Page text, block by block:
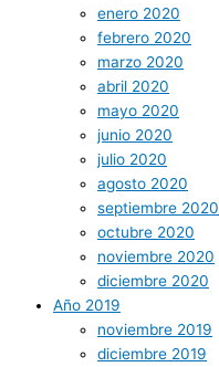
enero 2020
febrero 2020
marzo 2020
abril 2020
mayo 2020
junio 2020
julio 2020
agosto 2020
septiembre 2020
octubre 2020
noviembre 2020
diciembre 2020
Año 2019
noviembre 2019
diciembre 2019